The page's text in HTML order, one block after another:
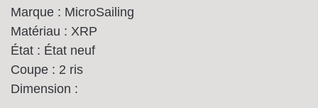
Marque : MicroSailing
Matériau : XRP
État : État neuf
Coupe : 2 ris
Dimension :